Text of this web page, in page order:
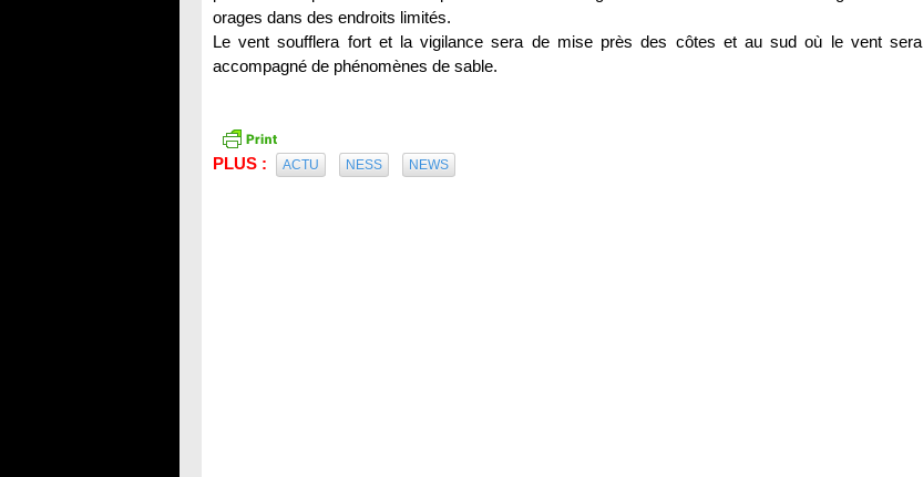
orages dans des endroits limités.
Le vent soufflera fort et la vigilance sera de mise près des côtes et au sud où le vent sera
accompagné de phénomènes de sable.
PLUS : ACTU NESS NEWS